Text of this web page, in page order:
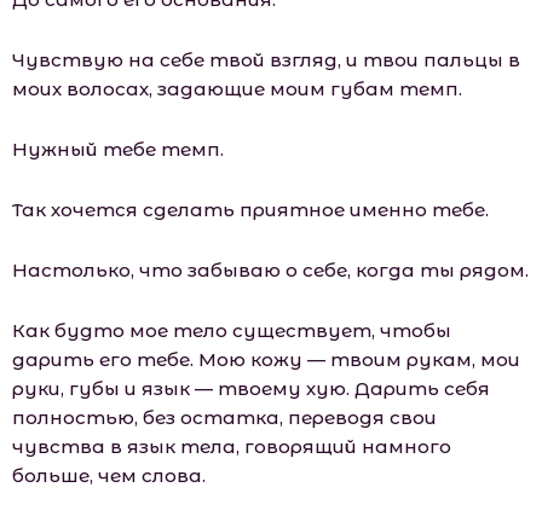
Чувствую на себе твой взгляд, и твои пальцы в
моих волосах, задающие моим губам темп.
Нужный тебе темп.
Так хочется сделать приятное именно тебе.
Настолько, что забываю о себе, когда ты рядом.
Как будто мое тело существует, чтобы
дарить его тебе. Мою кожу — твоим рукам, мои
руки, губы и язык — твоему хую. Дарить себя
полностью, без остатка, переводя свои
чувства в язык тела, говорящий намного
больше, чем слова.